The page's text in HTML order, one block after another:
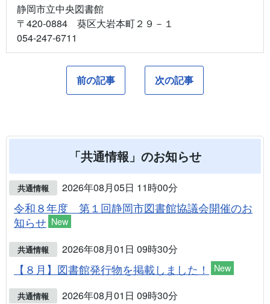
静岡市立中央図書館
〒420-0884 葵区大岩本町２９－１
054-247-6711
前の記事 次の記事
「共通情報」のお知らせ
共通情報 2026年08月05日 11時00分
令和８年度 第１回静岡市図書館協議会開催のお
知らせ New
共通情報 2026年08月01日 09時30分
【８月】図書館発行物を掲載しました！ New
共通情報 2026年08月01日 09時30分